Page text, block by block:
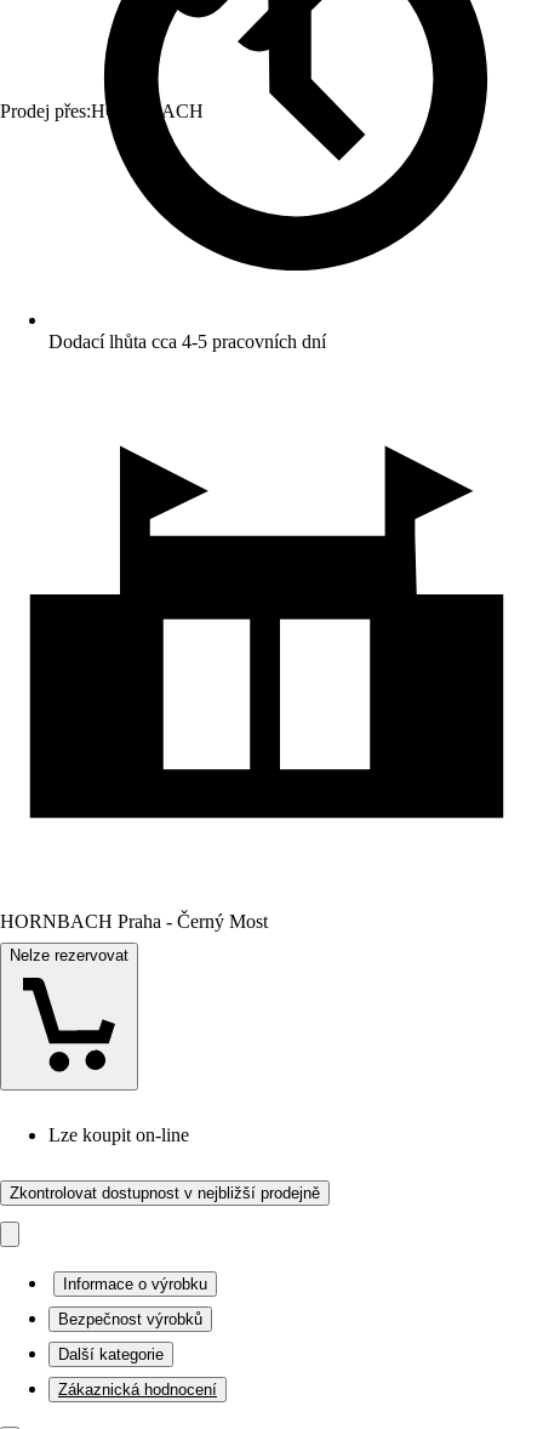
Prodej přes:HORNBACH
Dodací lhůta cca 4-5 pracovních dní
HORNBACH Praha - Černý Most
Nelze rezervovat
Lze koupit on-line
Zkontrolovat dostupnost v nejbližší prodejně
Informace o výrobku
Bezpečnost výrobků
Další kategorie
Zákaznická hodnocení